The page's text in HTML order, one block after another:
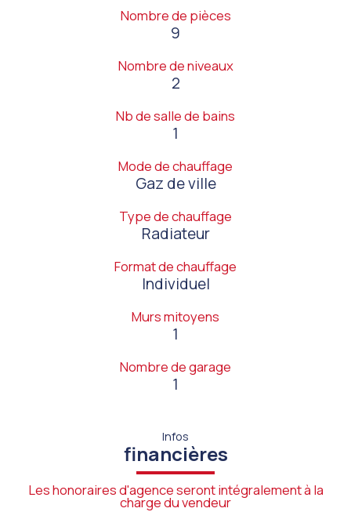
Nombre de pièces
9
Nombre de niveaux
2
Nb de salle de bains
1
Mode de chauffage
Gaz de ville
Type de chauffage
Radiateur
Format de chauffage
Individuel
Murs mitoyens
1
Nombre de garage
1
Infos
financières
Les honoraires d'agence seront intégralement à la
charge du vendeur